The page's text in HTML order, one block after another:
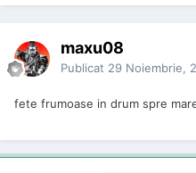
maxu08
Publicat 29 Noiembrie,
fete frumoase in drum spre